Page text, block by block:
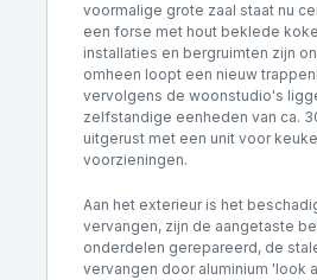
voormalige grote zaal staat nu
een forse met hout beklede
installaties en bergruimten zijn
omheen loopt een nieuw
vervolgens de woonstudio's
zelfstandige eenheden van ca.
uitgerust met een unit voor
voorzieningen.
Aan het exterieur is het
vervangen, zijn de aangetaste
onderdelen gerepareerd, de
vervangen door aluminium 'look